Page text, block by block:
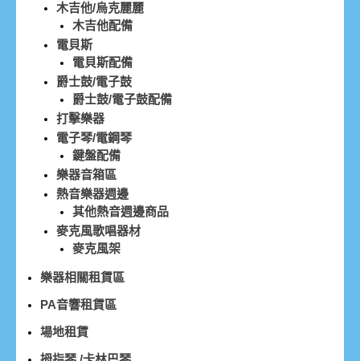
木吉他/烏克麗麗
木吉他配備
電貝斯
電貝斯配備
爵士鼓/電子鼓
爵士鼓/電子鼓配備
打擊樂器
電子琴/電鋼琴
鍵盤配備
樂器音箱區
熱音樂器週邊
其他熱音週邊商品
麥克風歌唱器材
麥克風架
樂器相關租賃區
PA音響租賃區
場地租賃